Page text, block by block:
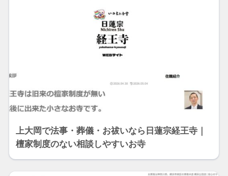
上大岡で法事・葬儀・お祓いなら日蓮宗経王寺｜
檀家制度のない相談しやすいお寺